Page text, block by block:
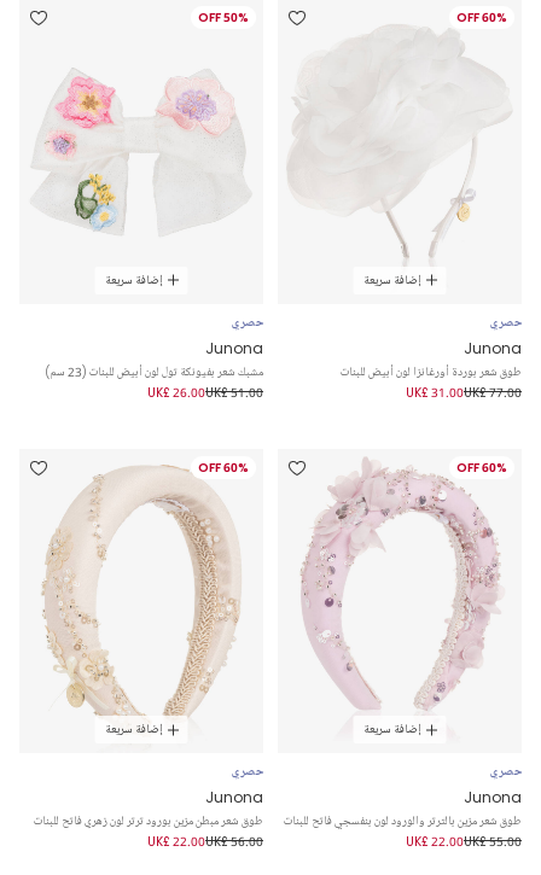
60% OFF
إضافة سريعة
حصري
Junona
طوق شعر بوردة أورغانزا لون أبيض للبنات
UK£ 77.00
UK£ 31.00
50% OFF
إضافة سريعة
حصري
Junona
مشبك شعر بفيونكة تول لون أبيض للبنات (23 سم)
UK£ 51.00
UK£ 26.00
60% OFF
إضافة سريعة
حصري
Junona
طوق شعر مزين بالترتر والورود لون بنفسجي فاتح للبنات
UK£ 55.00
UK£ 22.00
60% OFF
إضافة سريعة
حصري
Junona
طوق شعر مبطن مزين بورود ترتر لون زهري فاتح للبنات
UK£ 56.00
UK£ 22.00